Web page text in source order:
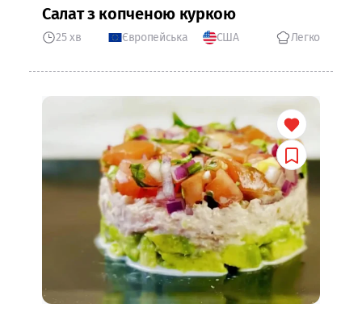
Салат з копченою куркою
25 хв Європейська США Легко